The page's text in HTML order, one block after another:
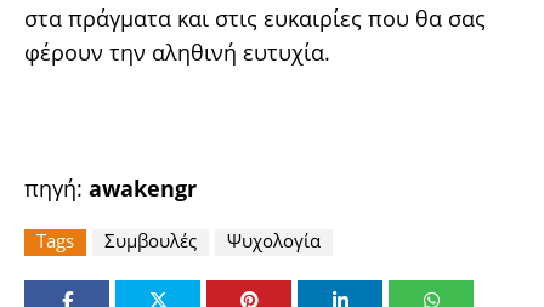
στα πράγματα και στις ευκαιρίες που θα σας
φέρουν την αληθινή ευτυχία.
πηγή: awakengr
Tags Συμβουλές Ψυχολογία